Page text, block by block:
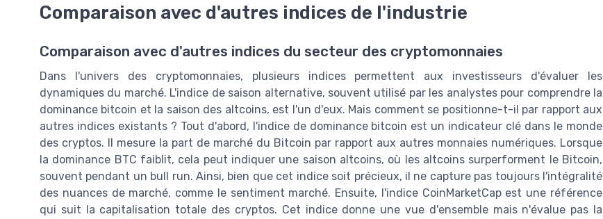
Comparaison avec d'autres indices de l'industrie
Comparaison avec d'autres indices du secteur des cryptomonnaies
Dans l'univers des cryptomonnaies, plusieurs indices permettent aux investisseurs d'évaluer les
dynamiques du marché. L'indice de saison alternative, souvent utilisé par les analystes pour comprendre la
dominance bitcoin et la saison des altcoins, est l'un d'eux. Mais comment se positionne-t-il par rapport aux
autres indices existants ? Tout d'abord, l'indice de dominance bitcoin est un indicateur clé dans le monde
des cryptos. Il mesure la part de marché du Bitcoin par rapport aux autres monnaies numériques. Lorsque
la dominance BTC faiblit, cela peut indiquer une saison altcoins, où les altcoins surperforment le Bitcoin,
souvent pendant un bull run. Ainsi, bien que cet indice soit précieux, il ne capture pas toujours l'intégralité
des nuances de marché, comme le sentiment marché. Ensuite, l'indice CoinMarketCap est une référence
qui suit la capitalisation totale des cryptos. Cet indice donne une vue d'ensemble mais n'évalue pas la